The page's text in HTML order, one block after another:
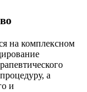
на комплексном
а
и